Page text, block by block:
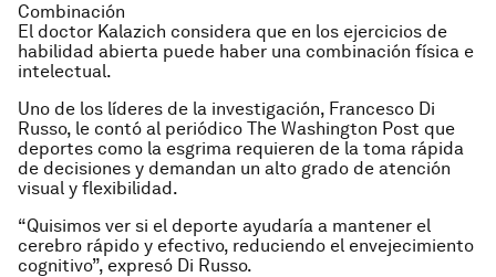
Combinación
El doctor Kalazich considera que en los ejercicios de
habilidad abierta puede haber una combinación física e
intelectual.
Uno de los líderes de la investigación, Francesco Di
Russo, le contó al periódico The Washington Post que
deportes como la esgrima requieren de la toma rápida
de decisiones y demandan un alto grado de atención
visual y flexibilidad.
“Quisimos ver si el deporte ayudaría a mantener el
cerebro rápido y efectivo, reduciendo el envejecimiento
cognitivo”, expresó Di Russo.